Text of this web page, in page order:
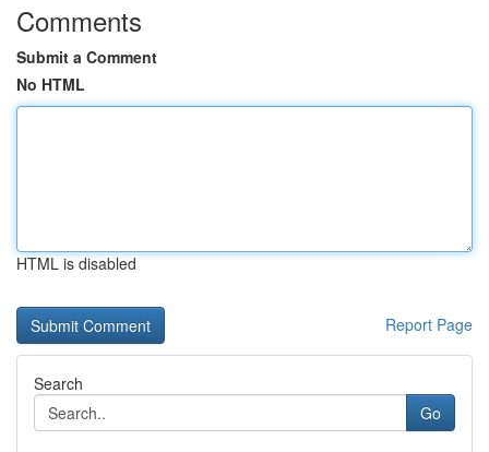
Comments
Submit a Comment
No HTML
HTML is disabled
Report Page
Search
Go